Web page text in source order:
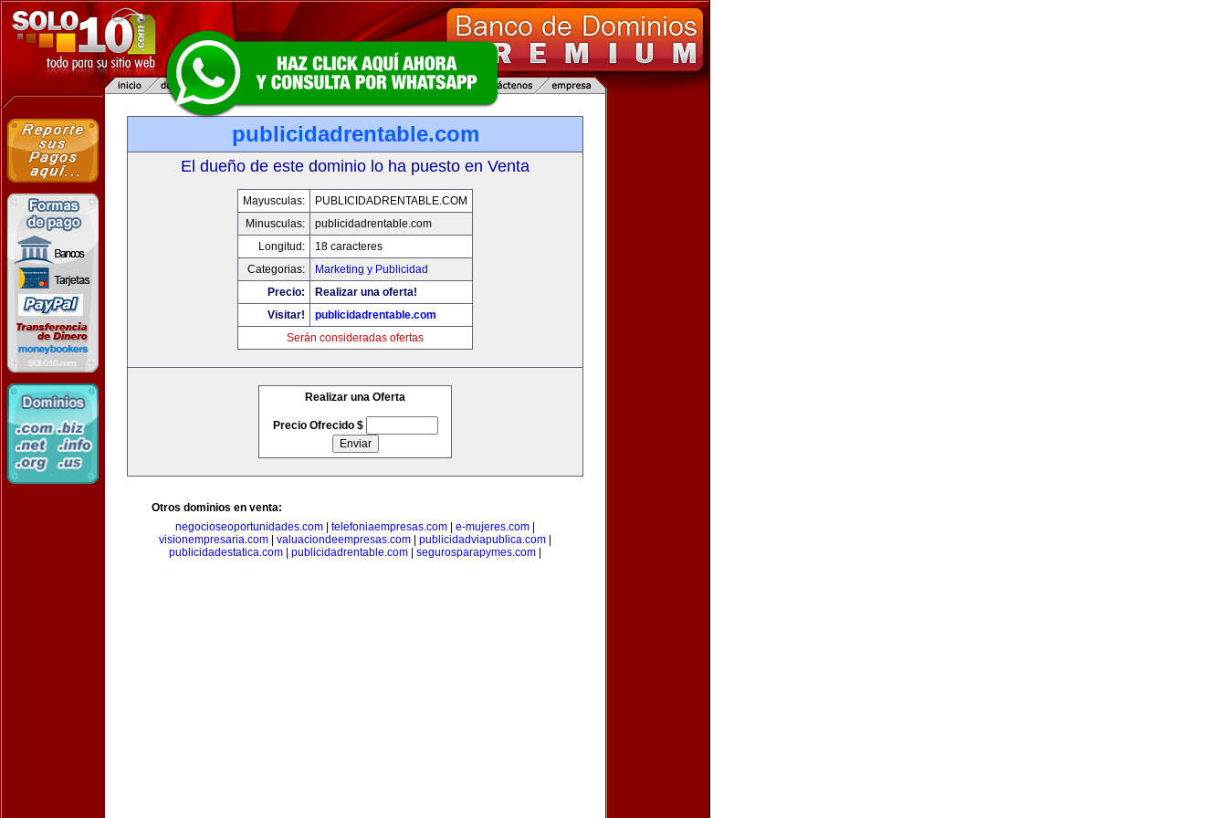
publicidadrentable.com
El dueño de este dominio lo ha puesto en Venta
Mayusculas:
PUBLICIDADRENTABLE.COM
Minusculas:
publicidadrentable.com
Longitud:
18 caracteres
Categorias:
Marketing y Publicidad
Precio:
Realizar una oferta!
Visitar!
publicidadrentable.com
Serán consideradas ofertas
Realizar una Oferta
Precio Ofrecido $
Otros dominios en venta:
negocioseoportunidades.com
telefoniaempresas.com e-mujeres.com
visionempresaria.com
valuaciondeempresas.com publicidadviapublica.com
publicidadestatica.com
publicidadrentable.com segurosparapymes.com